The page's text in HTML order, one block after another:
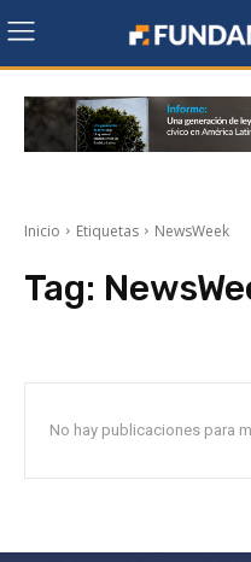
Inicio Etiquetas NewsWeek
Tag:
No hay publicaciones para